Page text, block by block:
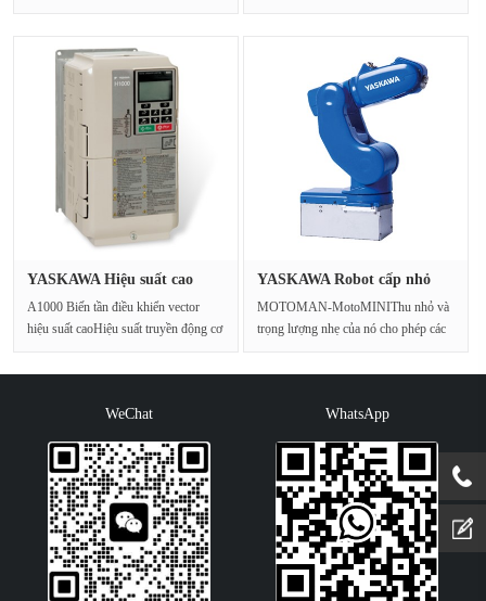
YASKAWA Hiệu suất cao
A1000 Biến tần điều khiển vector
hiệu suất caoHiệu suất truyền động cơ
YASKAWA Robot cấp nhỏ
MOTOMAN-MotoMINIThu nhỏ và
trọng lượng nhẹ của nó cho phép các
WeChat WhatsApp